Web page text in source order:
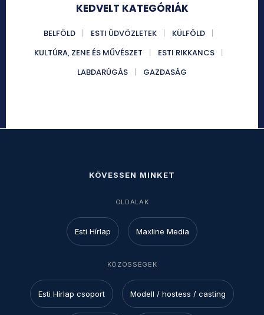
KEDVELT KATEGÓRIÁK
BELFÖLD ESTI ÜDVÖZLETEK
KÜLFÖLD
KULTÚRA, ZENE ÉS MŰVÉSZET
ESTI RIKKANCS
LABDARÚGÁS
GAZDASÁG
KÖVESSEN MINKET
OLDALAK
Esti Hírlap Maxline Media
KÖZÖSSÉGEK
Esti Hírlap csoport Modell / hostess / casting